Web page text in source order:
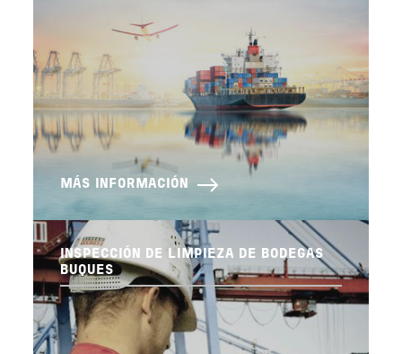
MÁS INFORMACIÓN
INSPECCIÓN DE LIMPIEZA DE BODEGAS
BUQUES